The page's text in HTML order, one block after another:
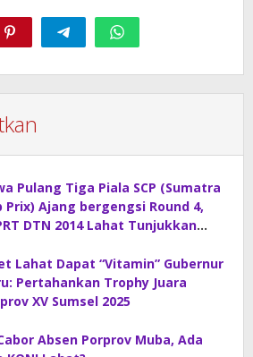
Pulang Tiga Piala SCP (Sumatra
Prix) Ajang bergengsi Round 4,
DTN 2014 Lahat Tunjukkan
Lahat Dapat “Vitamin” Gubernur
Pertahankan Trophy Juara
XV Sumsel 2025
Absen Porprov Muba, Ada